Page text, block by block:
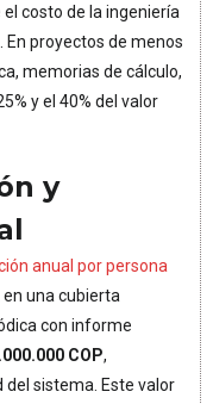
costo de la ingeniería
proyectos de menos
memorias de cálculo,
y el 40% del valor
y
anual por persona
en una cubierta
con informe
COP,
sistema. Este valor